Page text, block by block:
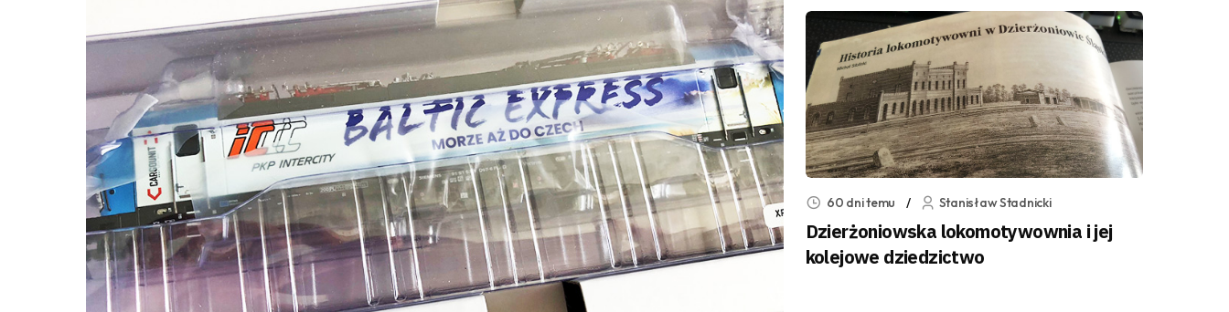
60 dni temu Stanisław Stadnicki
Dzierżoniowska lokomotywownia i jej
kolejowe dziedzictwo